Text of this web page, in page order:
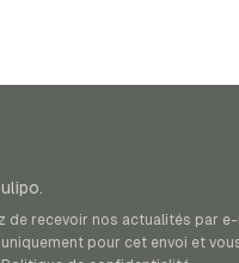
de recevoir nos actualités par
pour cet envoi et